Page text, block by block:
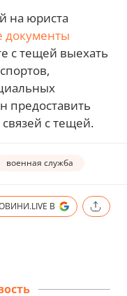
на юриста
документы
с тещей выехать
предоставить
с тещей.
военная служба
В